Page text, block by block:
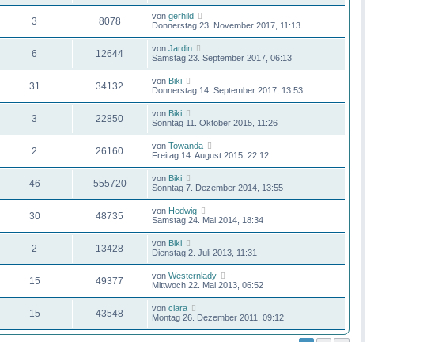
3 8078 von gerhild
Donnerstag 23. November 2017, 11:13
6 12644 von Jardin
Samstag 23. September 2017, 06:13
31 34132 von Biki
Donnerstag 14. September 2017, 13:53
3 22850 von Biki
Sonntag 11. Oktober 2015, 11:26
2 26160 von Towanda
Freitag 14. August 2015, 22:12
46 555720 von Biki
Sonntag 7. Dezember 2014, 13:55
30 48735 von Hedwig
Samstag 24. Mai 2014, 18:34
2 13428 von Biki
Dienstag 2. Juli 2013, 11:31
15 49377 von Westernlady
Mittwoch 22. Mai 2013, 06:52
15 43548 von clara
Montag 26. Dezember 2011, 09:12